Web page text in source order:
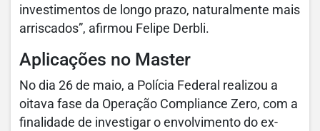
investimentos de longo prazo, naturalmente mais
arriscados”, afirmou Felipe Derbli.
Aplicações no Master
No dia 26 de maio, a Polícia Federal realizou a
oitava fase da Operação Compliance Zero, com a
finalidade de investigar o envolvimento do ex-